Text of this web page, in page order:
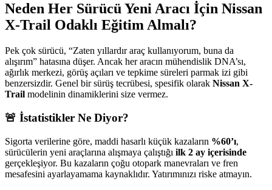
Neden Her Sürücü Yeni Aracı İçin Nissan
X-Trail Odaklı Eğitim Almalı?
Pek çok sürücü, “Zaten yıllardır araç kullanıyorum, buna da
alışırım” hatasına düşer. Ancak her aracın mühendislik DNA’sı,
ağırlık merkezi, görüş açıları ve tepkime süreleri parmak izi gibi
benzersizdir. Genel bir sürüş tecrübesi, spesifik olarak Nissan X-
Trail modelinin dinamiklerini size vermez.
🚨 İstatistikler Ne Diyor?
Sigorta verilerine göre, maddi hasarlı küçük kazaların %60’ı,
sürücülerin yeni araçlarına alışmaya çalıştığı ilk 2 ay içerisinde
gerçekleşiyor. Bu kazaların çoğu otopark manevraları ve fren
mesafesini ayarlayamama kaynaklıdır. Yatırımınızı riske atmayın.